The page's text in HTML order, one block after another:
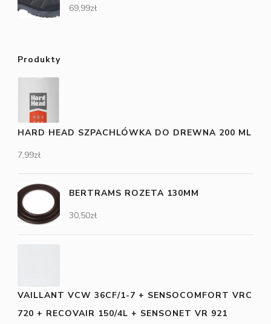
69,99zł
Produkty
HARD HEAD SZPACHLÓWKA DO DREWNA 200 ML
7,99zł
BERTRAMS ROZETA 130MM
30,50zł
VAILLANT VCW 36CF/1-7 + SENSOCOMFORT VRC
720 + RECOVAIR 150/4L + SENSONET VR 921